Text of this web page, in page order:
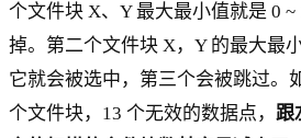
个文件块 X、Y 最大最小值就是 0
掉。第二个文件块 X，Y 的最大最
它就会被选中，第三个会被跳过。
个文件块，13 个无效的数据点， 跟